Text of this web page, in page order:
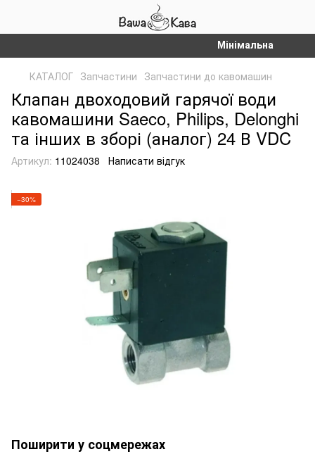
Мінімальна сума
КАТАЛОГ Запчастини Запчастини до кавомашин
Клапан двоходовий гарячої води
кавомашини Saeco, Philips, Delonghi
та інших в зборі (аналог) 24 В VDC
Артикул: 11024038 Написати відгук
−30%
Поширити у соцмережах